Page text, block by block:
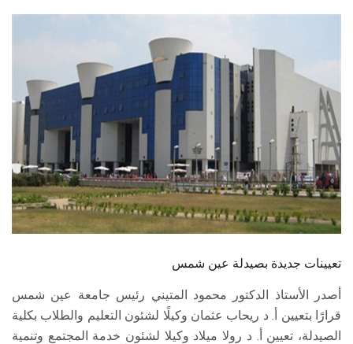
الإعلام
الطلاب
هيئة التدريس
الدراسات العليا
الخريجين
الزائـرون
تعيينات جديدة بصيدلة عين شمس
أصدر الأستاذ الدكتور محمود المتيني رئيس جامعة عين شمس
قرارًا بتعيين أ. د ريحاب عثمان وكيلًا لشئون التعليم والطلاب بكلية
الصيدلة، تعيين أ. د رولا ميلاد وكيلا لشئون خدمة المجتمع وتنمية